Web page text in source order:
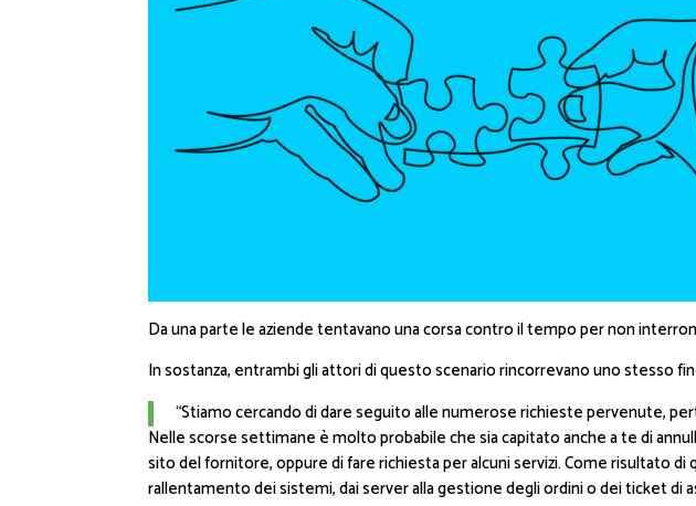
Da una parte le aziende tentavano una corsa contro il tempo per non
In sostanza, entrambi gli attori di questo scenario rincorrevano uno stesso
“Stiamo cercando di dare seguito alle numerose richieste pervenute,
Nelle scorse settimane è molto probabile che sia capitato anche a te di
sito del fornitore, oppure di fare richiesta per alcuni servizi. Come risultato
rallentamento dei sistemi, dai server alla gestione degli ordini o dei ticket di